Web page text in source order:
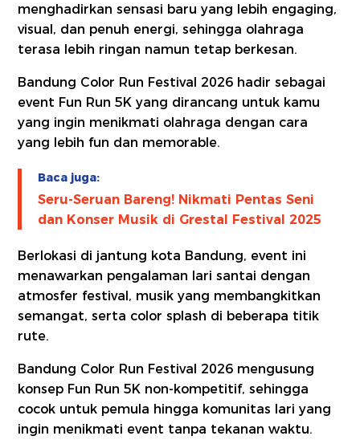
menghadirkan sensasi baru yang lebih engaging,
visual, dan penuh energi, sehingga olahraga
terasa lebih ringan namun tetap berkesan.
Bandung Color Run Festival 2026 hadir sebagai
event Fun Run 5K yang dirancang untuk kamu
yang ingin menikmati olahraga dengan cara
yang lebih fun dan memorable.
Baca juga:
Seru-Seruan Bareng! Nikmati Pentas Seni
dan Konser Musik di Grestal Festival 2025
Berlokasi di jantung kota Bandung, event ini
menawarkan pengalaman lari santai dengan
atmosfer festival, musik yang membangkitkan
semangat, serta color splash di beberapa titik
rute.
Bandung Color Run Festival 2026 mengusung
konsep Fun Run 5K non-kompetitif, sehingga
cocok untuk pemula hingga komunitas lari yang
ingin menikmati event tanpa tekanan waktu.